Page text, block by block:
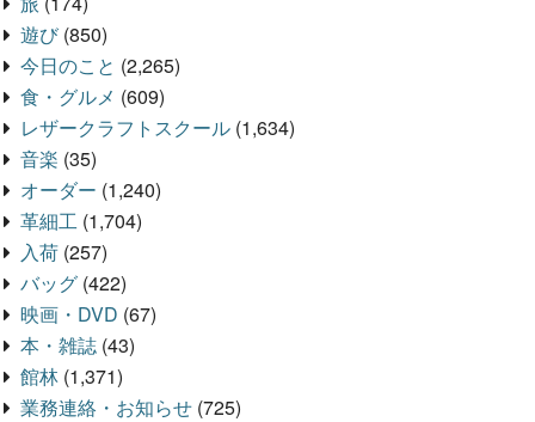
遊び(850)
今日のこと (2,265)
食・グルメ (609)
レザークラフトスクール (1,634)
音楽 (35)
オーダー (1,240)
革細工 (1,704)
入荷 (257)
バッグ (422)
映画・DVD (67)
本・雑誌 (43)
館林 (1,371)
業務連絡・お知らせ (725)